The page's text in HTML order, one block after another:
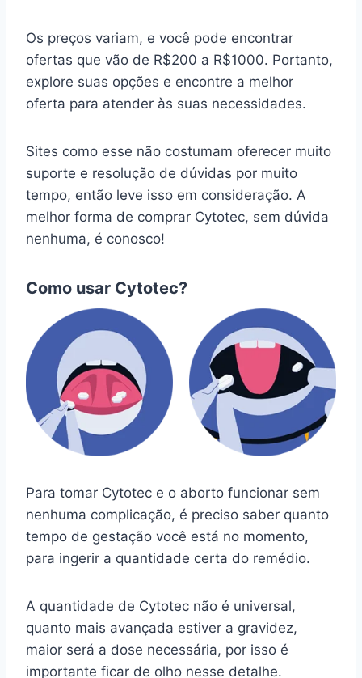
Os preços variam, e você pode encontrar
ofertas que vão de R$200 a R$1000. Portanto,
explore suas opções e encontre a melhor
oferta para atender às suas necessidades.
Sites como esse não costumam oferecer muito
suporte e resolução de dúvidas por muito
tempo, então leve isso em consideração. A
melhor forma de comprar Cytotec, sem dúvida
nenhuma, é conosco!
Como usar Cytotec?
Para tomar Cytotec e o aborto funcionar sem
nenhuma complicação, é preciso saber quanto
tempo de gestação você está no momento,
para ingerir a quantidade certa do remédio.
A quantidade de Cytotec não é universal,
quanto mais avançada estiver a gravidez,
maior será a dose necessária, por isso é
importante ficar de olho nesse detalhe.